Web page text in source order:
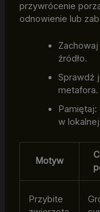
przywrócenie
odnowienie lub
źródło.
Sprawdź
metafora.
w
Motyw
Przybite